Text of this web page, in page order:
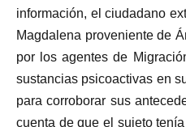
información, el ciudadano
Magdalena proveniente de
por los agentes de
sustancias psicoactivas en
para corroborar sus
cuenta de que el sujeto